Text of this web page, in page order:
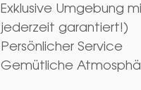
Exklusive Umgebung
jederzeit garantiert!)
Persönlicher Service
Gemütliche